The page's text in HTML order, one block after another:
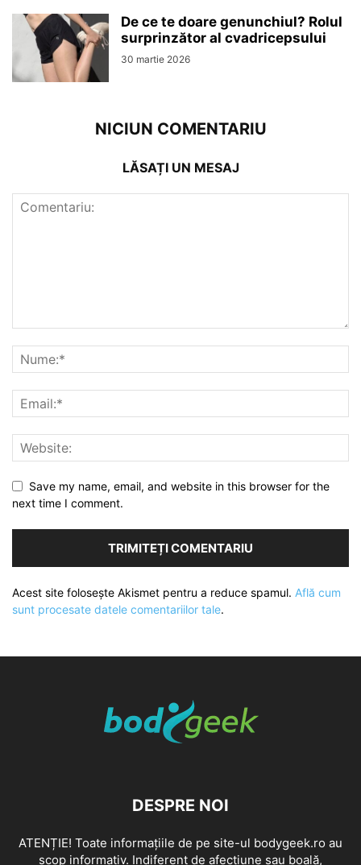
De ce te doare genunchiul? Rolul
surprinzător al cvadricepsului
30 martie 2026
NICIUN COMENTARIU
LĂSAȚI UN MESAJ
Save my name, email, and website in this browser for the
next time I comment.
Acest site folosește Akismet pentru a reduce spamul. Află cum
sunt procesate datele comentariilor tale.
DESPRE NOI
ATENȚIE! Toate informațiile de pe site-ul bodygeek.ro au
scop informativ. Indiferent de afecțiune sau boală,